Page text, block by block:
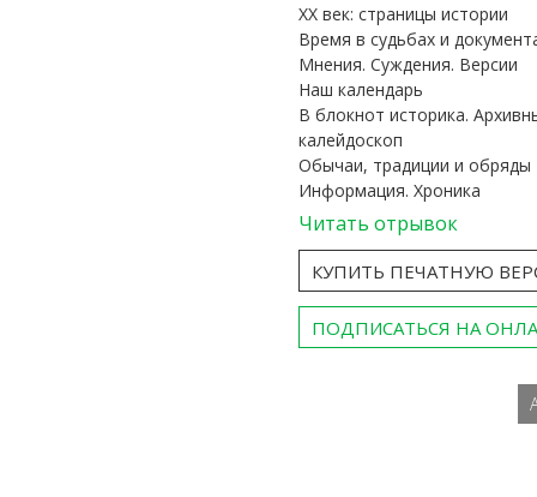
ХХ век: страницы истории
Время в судьбах и
Мнения. Суждения. Версии
Наш календарь
В блокнот историка.
калейдоскоп
Обычаи, традиции и обряды
Информация. Хроника
Читать отрывок
КУПИТЬ ПЕЧАТНУЮ
ПОДПИСАТЬСЯ НА